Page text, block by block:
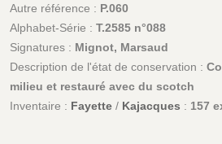
Autre référence : P.060
Alphabet-Série : T.2585 n°088
Signatures : Mignot, Marsaud
Description de l'état de conservation :
milieu et restauré avec du scotch
Inventaire : Fayette/ Kajacques : 157